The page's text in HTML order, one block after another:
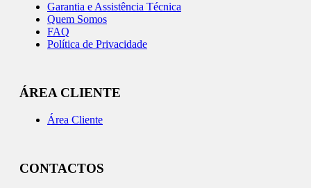
Garantia e Assistência Técnica
Quem Somos
FAQ
Política de Privacidade
ÁREA CLIENTE
Área Cliente
CONTACTOS